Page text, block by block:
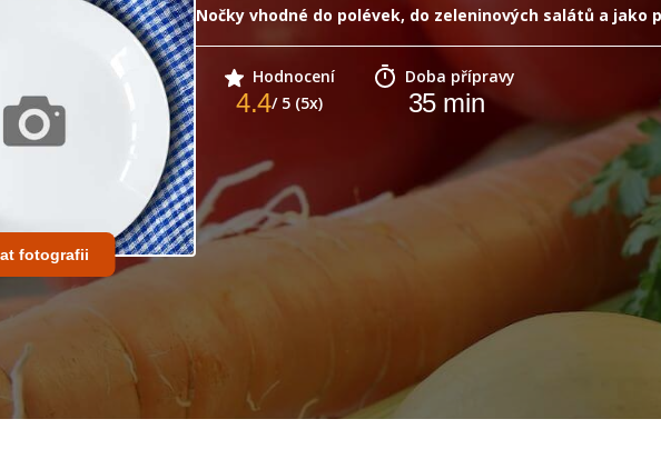
fotografii
Nočky vhodné do polévek, do zeleninových salátů a jako
Hodnocení
4.4/ 5 (5x)
Doba přípravy
35min